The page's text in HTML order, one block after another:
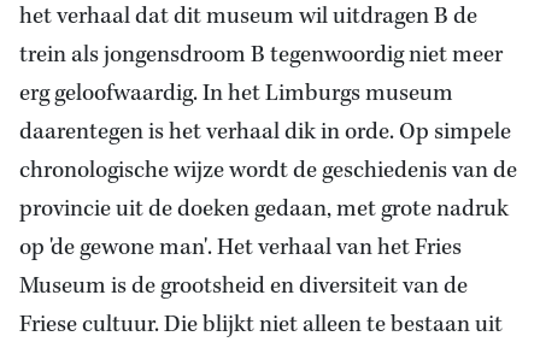
het verhaal dat dit museum wil uitdragen B de
trein als jongensdroom B tegenwoordig niet meer
erg geloofwaardig. In het Limburgs museum
daarentegen is het verhaal dik in orde. Op simpele
chronologische wijze wordt de geschiedenis van de
provincie uit de doeken gedaan, met grote nadruk
op 'de gewone man'. Het verhaal van het Fries
Museum is de grootsheid en diversiteit van de
Friese cultuur. Die blijkt niet alleen te bestaan uit